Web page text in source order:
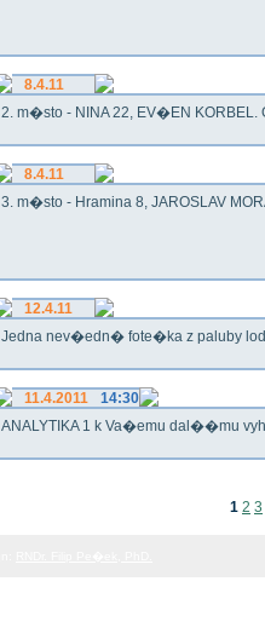
8.4.11
2. m�sto - NINA 22, EV�EN KORBEL.
8.4.11
3. m�sto - Hramina 8, JAROSLAV
12.4.11
Jedna nev�edn� fote�ka z paluby
11.4.2011
14:30
ANALYTIKA 1 k Va�emu dal��mu
1 2 3